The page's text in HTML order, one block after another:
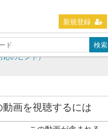
新規登録
検索
応のヒント）
動画を視聴するには